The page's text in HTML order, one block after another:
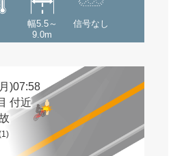
幅5.5～
9.0m
信号なし
)07:58
付近